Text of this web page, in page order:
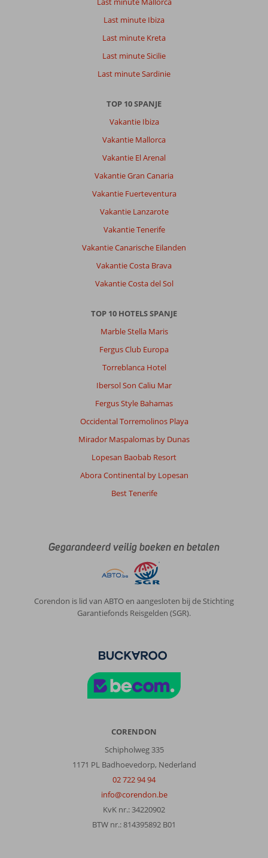
Last minute Ibiza
Last minute Kreta
Last minute Sicilie
Last minute Sardinie
TOP 10 SPANJE
Vakantie Ibiza
Vakantie Mallorca
Vakantie El Arenal
Vakantie Gran Canaria
Vakantie Fuerteventura
Vakantie Lanzarote
Vakantie Tenerife
Vakantie Canarische Eilanden
Vakantie Costa Brava
Vakantie Costa del Sol
TOP 10 HOTELS SPANJE
Marble Stella Maris
Fergus Club Europa
Torreblanca Hotel
Ibersol Son Caliu Mar
Fergus Style Bahamas
Occidental Torremolinos Playa
Mirador Maspalomas by Dunas
Lopesan Baobab Resort
Abora Continental by Lopesan
Best Tenerife
Gegarandeerd veilig boeken en betalen
Corendon is lid van ABTO en aangesloten bij de Stichting
Garantiefonds Reisgelden (SGR).
CORENDON
Schipholweg 335
1171 PL Badhoevedorp, Nederland
02 722 94 94
info@corendon.be
KvK nr.: 34220902
BTW nr.: 814395892 B01